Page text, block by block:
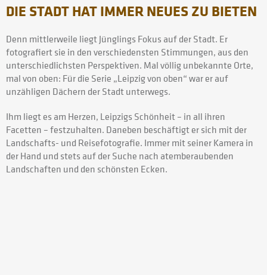
DIE STADT HAT IMMER NEUES ZU BIETEN
Denn mittlerweile liegt Jünglings Fokus auf der Stadt. Er
fotografiert sie in den verschiedensten Stimmungen, aus den
unterschiedlichsten Perspektiven. Mal völlig unbekannte Orte,
mal von oben: Für die Serie „Leipzig von oben“ war er auf
unzähligen Dächern der Stadt unterwegs.
Ihm liegt es am Herzen, Leipzigs Schönheit – in all ihren
Facetten – festzuhalten. Daneben beschäftigt er sich mit der
Landschafts- und Reisefotografie. Immer mit seiner Kamera in
der Hand und stets auf der Suche nach atemberaubenden
Landschaften und den schönsten Ecken.